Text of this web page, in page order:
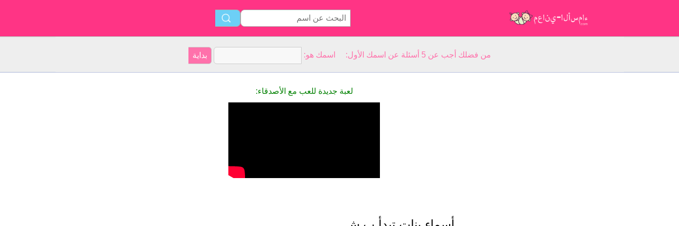
من فضلك أجب عن 5 أسئلة عن اسمك الأول: اسمك هو:
لعبة جديدة للعب مع الأصدقاء: